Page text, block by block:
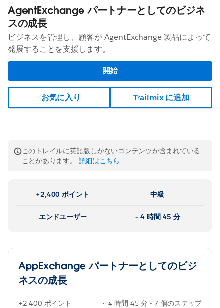
AgentExchange パートナーとしてのビジネ
スの成長
ビジネスを管理し、顧客が AgentExchange 製品によって
発展することを支援します。
開始
お気に入り Trailmix に追加
このトレイルに英語版しかないコンテンツが含まれている
ことがあります。 詳細はこちら
+2,400 ポイント 中級
エンドユーザー ~ 4 時間 45 分
AppExchange パートナーとしてのビジ
ネスの成長
+2,400 ポイント ~ 4 時間 45 分 • 7 個のステップ